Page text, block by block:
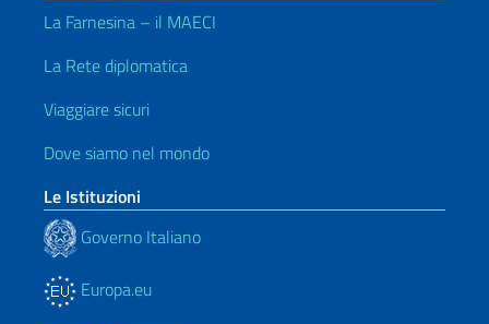
La Farnesina – il MAECI
La Rete diplomatica
Viaggiare sicuri
Dove siamo nel mondo
Le Istituzioni
Governo Italiano
Europa.eu